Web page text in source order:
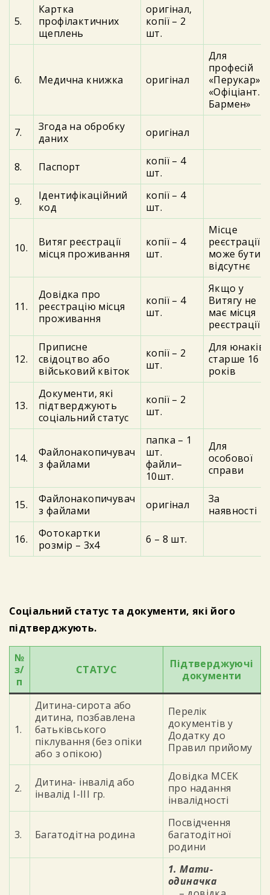
5.
Картка
профілактичних
щеплень
оригінал,
копії – 2
шт.
6. Медична книжка оригінал
Для
професій
«Перукар»,
«Офіціант.
Бармен»
7.
Згода на обробку
даних
оригінал
8. Паспорт
копії – 4
шт.
9.
Ідентифікаційний
код
копії – 4
шт.
10.
Витяг реєстрації
місця проживання
копії – 4
шт.
Місце
реєстрації
може бути
відсутнє
11.
Довідка про
реєстрацію місця
проживання
копії – 4
шт.
Якщо у
Витягу не
має місця
реєстрації
12.
Приписне
свідоцтво або
військовий квіток
копії – 2
шт.
Для юнаків
старше 16
років
13.
Документи, які
підтверджують
соціальний статус
копії – 2
шт.
14.
Файлонакопичувач
з файлами
папка – 1
шт.
файли–
10шт.
Для
особової
справи
15.
Файлонакопичувач
з файлами
оригінал
За
наявності
16.
Фотокартки
розмір – 3х4
6 – 8 шт.
Соціальний статус та документи, які його
підтверджують.
№
з/
п
СТАТУС
Підтверджуючі
документи
1.
Дитина-сирота або
дитина, позбавлена
батьківського
піклування (без опіки
або з опікою)
Перелік
документів у
Додатку до
Правил прийому
2.
Дитина- інвалід або
інвалід І-ІІІ гр.
Довідка МСЕК
про надання
інвалідності
3. Багатодітна родина
Посвідчення
багатодітної
родини
1. Мати-
одиначка